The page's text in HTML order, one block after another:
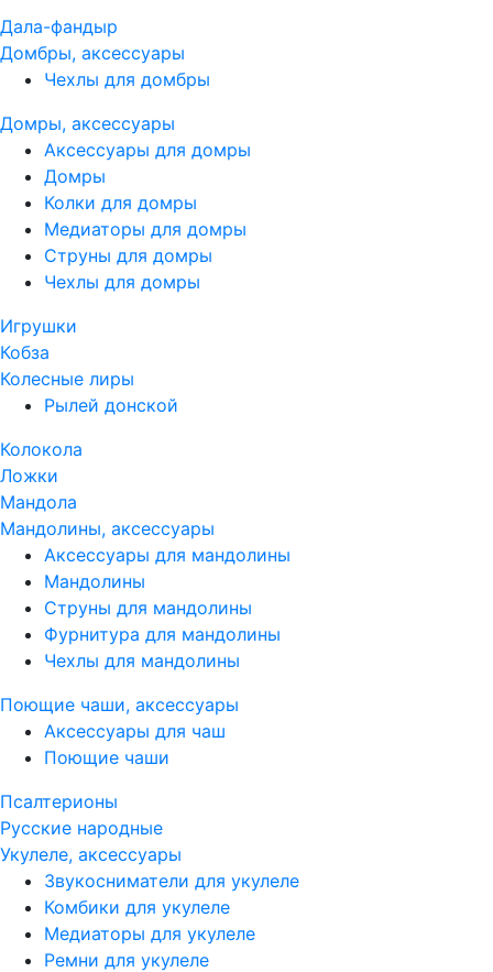
Дала-фандыр
Домбры, аксессуары
Чехлы для домбры
Домры, аксессуары
Аксессуары для домры
Домры
Колки для домры
Медиаторы для домры
Струны для домры
Чехлы для домры
Игрушки
Кобза
Колесные лиры
Рылей донской
Колокола
Ложки
Мандола
Мандолины, аксессуары
Аксессуары для мандолины
Мандолины
Струны для мандолины
Фурнитура для мандолины
Чехлы для мандолины
Поющие чаши, аксессуары
Аксессуары для чаш
Поющие чаши
Псалтерионы
Русские народные
Укулеле, аксессуары
Звукосниматели для укулеле
Комбики для укулеле
Медиаторы для укулеле
Ремни для укулеле